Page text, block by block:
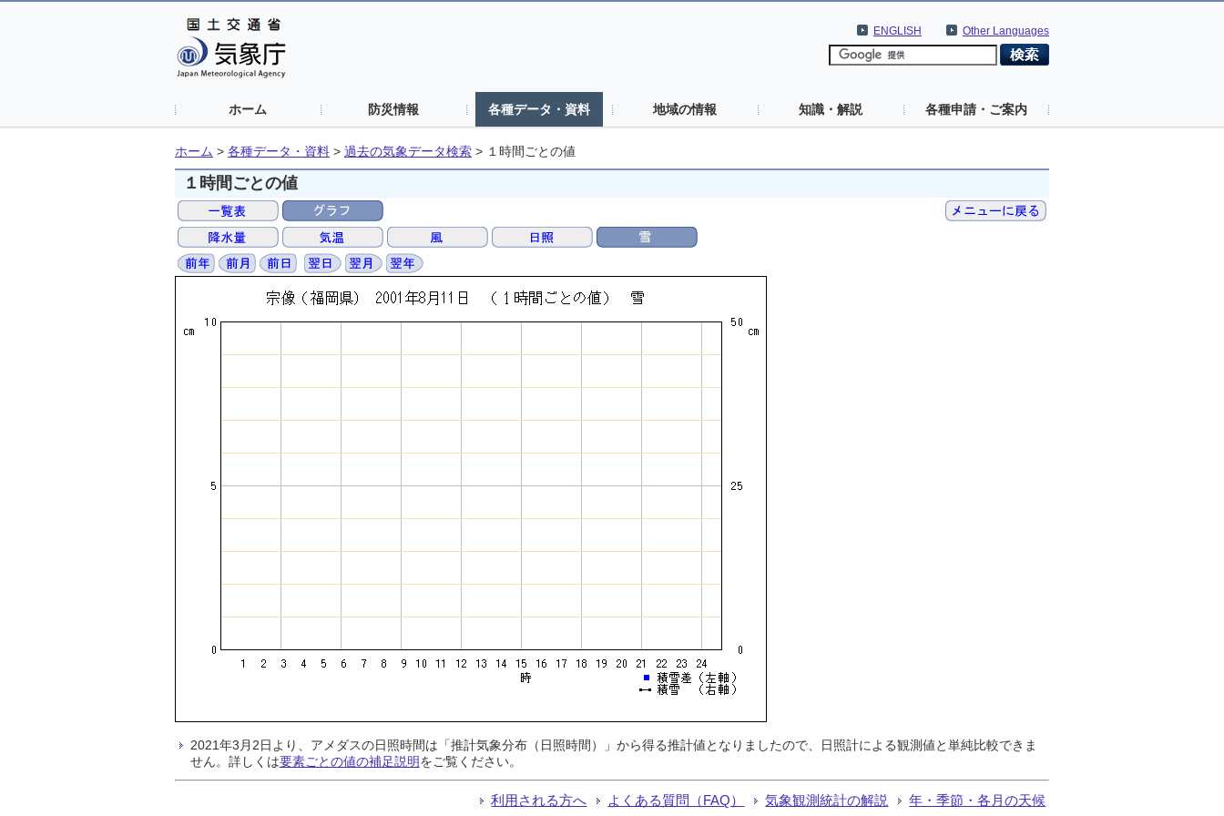
Other Languages
ENGLISH
ホーム 防災情報 各種データ・資料 地域の情報 知識・解説 各種申請・ご案内
ホーム > 各種データ・資料 > 過去の気象データ検索 > １時間ごとの値
１時間ごとの値
2021年3月2日より、アメダスの日照時間は「推計気象分布（日照時間）」から得る推計値となりましたので、日照計による観測値と単純比較できま
せん。詳しくは要素ごとの値の補足説明をご覧ください。
利用される方へ よくある質問（FAQ） 気象観測統計の解説 年・季節・各月の天候